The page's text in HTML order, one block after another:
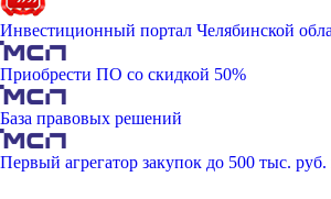
Инвестиционный портал Челябинской
Приобрести ПО со скидкой 50%
База правовых решений
Первый агрегатор закупок до 500 тыс.